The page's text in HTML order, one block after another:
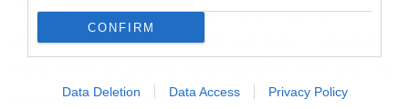
CONFIRM
Data Deletion Data Access Privacy Policy
27 Δεκεμβρίου 2013, ενάμισι έτος πριν από την
αποφράδα μέρα των capital controls… Ίσως αν
είμασταν πιο ήρεμοι…